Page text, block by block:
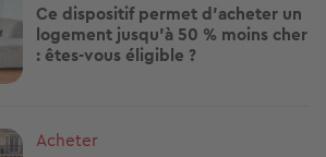
Ce dispositif permet d'acheter un
logement jusqu'à 50 % moins cher
: êtes-vous éligible ?
Acheter